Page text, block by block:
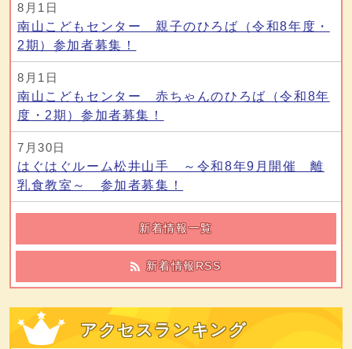
8月1日
南山こどもセンター 親子のひろば（令和8年度・
2期）参加者募集！
8月1日
南山こどもセンター 赤ちゃんのひろば（令和8年
度・2期）参加者募集！
7月30日
はぐはぐルーム松井山手 ～令和8年9月開催 離
乳食教室～ 参加者募集！
新着情報一覧
新着情報RSS
アクセスランキング